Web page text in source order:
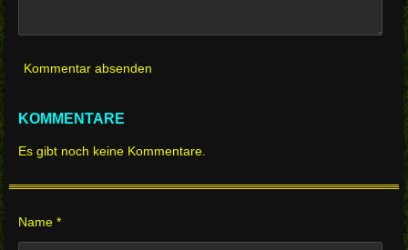
Kommentar absenden
KOMMENTARE
Es gibt noch keine Kommentare.
Name *